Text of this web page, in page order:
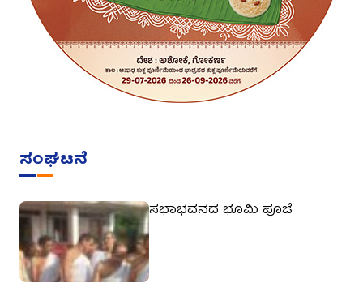
ಸಂಘಟನೆ
ಸಭಾಭವನದ ಭೂಮಿ ಪೂಜೆ